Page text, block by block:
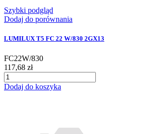
Szybki podgląd
Dodaj do porównania
LUMILUX T5 FC 22 W/830 2GX13
FC22W/830
117,68 zł
Dodaj do koszyka